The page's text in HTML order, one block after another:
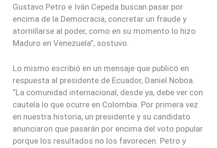
Gustavo Petro e Iván Cepeda buscan pasar por
encima de la Democracia, concretar un fraude y
atornillarse al poder, como en su momento lo hizo
Maduro en Venezuela”, sostuvo.
Lo mismo escribió en un mensaje que publicó en
respuesta al presidente de Ecuador, Daniel Noboa.
“La comunidad internacional, desde ya, debe ver con
cautela lo que ocurre en Colombia. Por primera vez
en nuestra historia, un presidente y su candidato
anunciaron que pasarán por encima del voto popular
porque los resultados no los favorecen. Petro y